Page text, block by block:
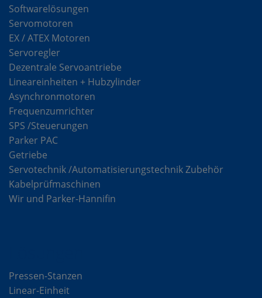
Softwarelösungen
Servomotoren
EX / ATEX Motoren
Servoregler
Dezentrale Servoantriebe
Lineareinheiten + Hubzylinder
Asynchronmotoren
Frequenzumrichter
SPS /Steuerungen
Parker PAC
Getriebe
Servotechnik /Automatisierungstechnik Zubehör
Kabelprüfmaschinen
Wir und Parker-Hannifin
Pressen-Stanzen
Linear-Einheit